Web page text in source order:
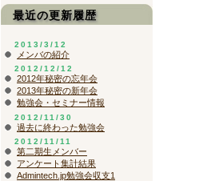
最近の更新履歴
2013/3/12
メンバの紹介
2012/12/12
2012年秘密の忘年会
2013年秘密の新年会
勉強会・セミナー情報
2012/11/30
過去に終わった勉強会
2012/11/11
第二期生メンバー
アンケート集計結果
Admintech.jp勉強会収支1